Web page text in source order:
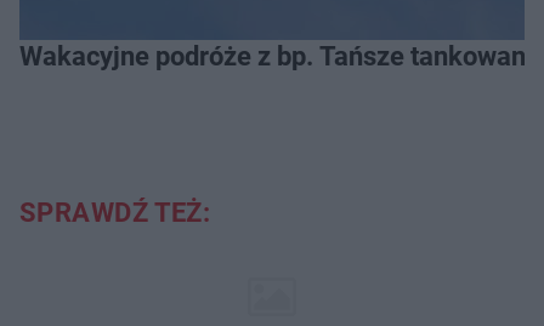
Wakacyjne podróże z bp. Tańsze
SPRAWDŹ TEŻ: